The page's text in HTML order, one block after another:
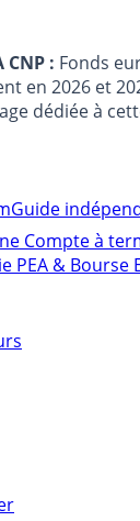
CNP : Fonds
en 2026 et
dédiée à
Guide
Compte à
PEA & Bourse